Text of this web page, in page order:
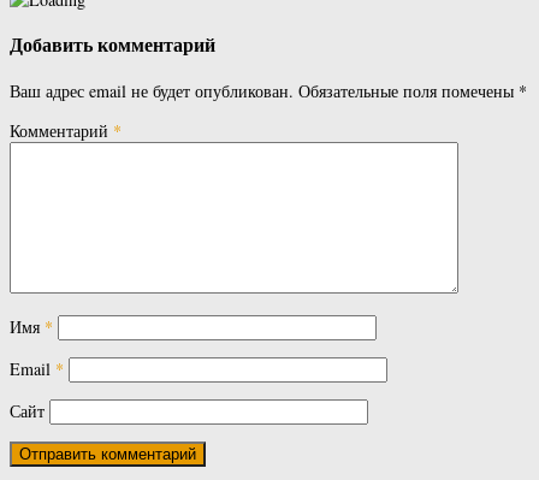
Добавить комментарий
Ваш адрес email не будет опубликован. Обязательные поля помечены *
Комментарий *
Имя *
Email *
Сайт